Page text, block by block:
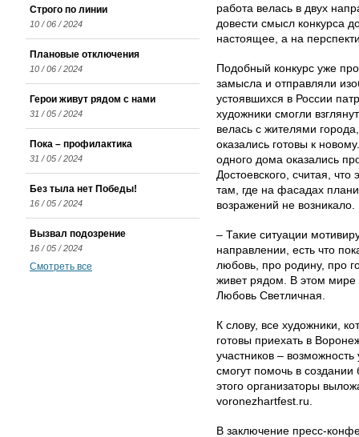
работа велась в двух
довести смысл конкурса
настоящее, а на
Подобный конкурс уже
замысла и отправляли
устоявшихся в России
художники смогли
велась с жителями
оказались готовы к
одного дома оказались
Достоевского, считая,
там, где на фасадах
возражений не возникало.
– Такие ситуации
направлении, есть что
любовь, про родину, про
живет рядом. В этом мире
Любовь Светличная.
К слову, все художники,
готовы приехать в
участников –
смогут помочь в
этого организаторы
voronezhartfest.ru.
В заключение пресс-
Строго по линии
10 / 06 / 2024
Плановые отключения
10 / 06 / 2024
Герои живут рядом с нами
31 / 05 / 2024
Пока – профилактика
31 / 05 / 2024
Без тыла нет Победы!
16 / 05 / 2024
Вызвал подозрение
16 / 05 / 2024
Смотреть все